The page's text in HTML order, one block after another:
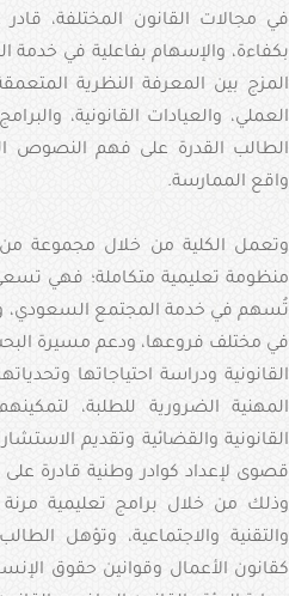
في مجالات القانون المختلفة،
بكفاءة، والإسهام بفاعلية في خدمة
المزج بين المعرفة النظرية
العملي، والعيادات القانونية،
الطالب القدرة على فهم النصوص
واقع الممارسة.
وتعمل الكلية من خلال مجموعة من
منظومة تعليمية متكاملة؛ فهي تسعى
تُسهم في خدمة المجتمع السعودي،
في مختلف فروعها، ودعم مسيرة البحث
القانونية ودراسة احتياجاتها
المهنية الضرورية للطلبة،
القانونية والقضائية وتقديم
قصوى لإعداد كوادر وطنية قادرة على
وذلك من خلال برامج تعليمية
والتقنية والاجتماعية، وتؤهل
كقانون الأعمال وقوانين حقوق